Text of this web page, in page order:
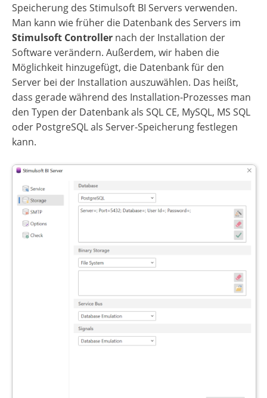
Speicherung des Stimulsoft BI Servers verwenden.
Man kann wie früher die Datenbank des Servers im
Stimulsoft Controller nach der Installation der
Software verändern. Außerdem, wir haben die
Möglichkeit hinzugefügt, die Datenbank für den
Server bei der Installation auszuwählen. Das heißt,
dass gerade während des Installation-Prozesses man
den Typen der Datenbank als SQL CE, MySQL, MS SQL
oder PostgreSQL als Server-Speicherung festlegen
kann.